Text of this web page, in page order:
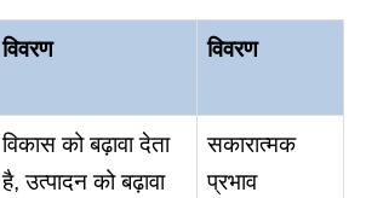
विवरण विवरण
विकास को बढ़ावा देता
है, उत्पादन को बढ़ावा
सकारात्मक
प्रभाव